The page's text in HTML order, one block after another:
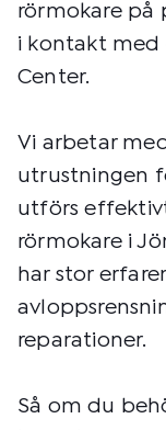
rörmokare på
i kontakt med
Center.
Vi arbetar
utrustningen
utförs
rörmokare i
har stor
reparationer.
Så om du